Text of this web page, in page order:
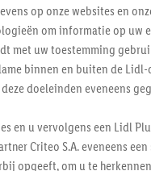
op onze websites en
om informatie op uw
met uw toestemming
binnen en buiten de Lidl-
doeleinden eveneens
en u vervolgens een Lidl
Criteo S.A. eveneens
opgeeft, om u te